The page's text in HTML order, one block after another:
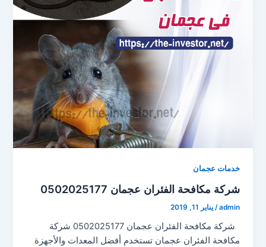
خدمات عجمان
شركة مكافحة الفئران عجمان 0502025177
admin
/يناير 11, 2019
شركة مكافحة الفئران عجمان 0502025177 شركة
مكافحة الفئران عجمان تستخدم أفضل المعدات والأجهزة